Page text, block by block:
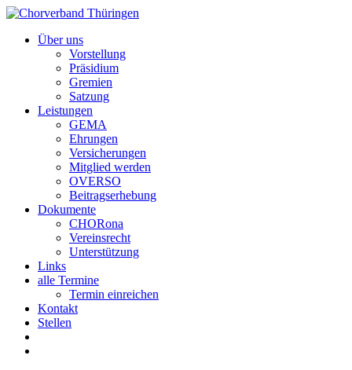
Über uns
Vorstellung
Präsidium
Gremien
Satzung
Leistungen
GEMA
Ehrungen
Versicherungen
Mitglied werden
OVERSO
Beitragserhebung
Dokumente
CHORona
Vereinsrecht
Unterstützung
Links
alle Termine
Termin einreichen
Kontakt
Stellen